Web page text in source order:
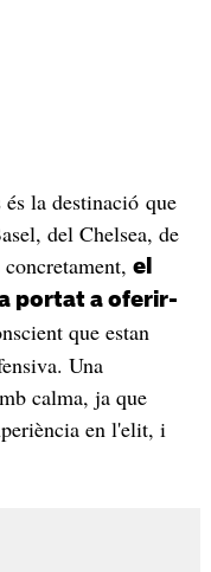
la destinació que
del Chelsea, de
el
portat a oferir-
que estan
Una
calma, ja que
en l'elit, i